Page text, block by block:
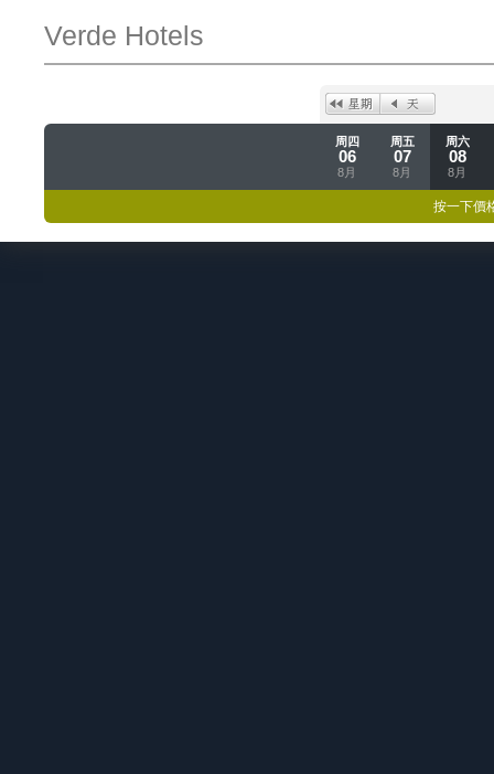
Verde Hotels
周四
06
8月
周五
07
8月
周六
08
8月
按一下價